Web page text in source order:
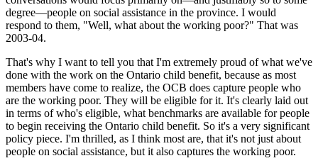
degree—people on social assistance in the province. I would
respond to them, "Well, what about the working poor?" That was
2003-04.
That's why I want to tell you that I'm extremely proud of what we've
done with the work on the Ontario child benefit, because as most
members have come to realize, the OCB does capture people who
are the working poor. They will be eligible for it. It's clearly laid out
in terms of who's eligible, what benchmarks are available for people
to begin receiving the Ontario child benefit. So it's a very significant
policy piece. I'm thrilled, as I think most are, that it's not just about
people on social assistance, but it also captures the working poor.